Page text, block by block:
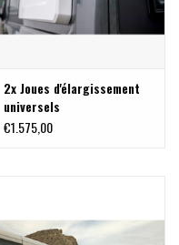
2x Joues d'élargissement
universels
€1.575,00